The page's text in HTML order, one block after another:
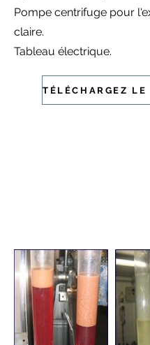
Pompe centrifuge pour
claire.
Tableau électrique.